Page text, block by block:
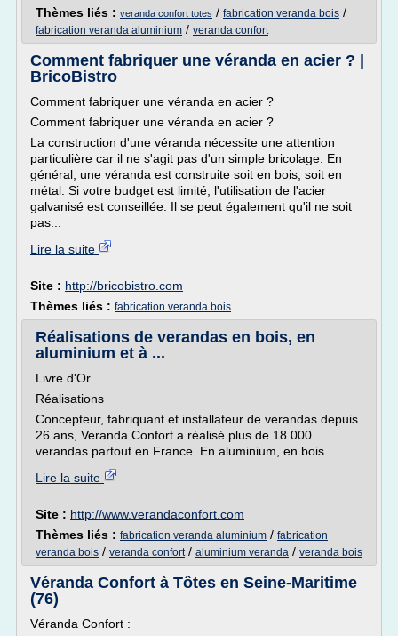
Thèmes liés : veranda confort totes / fabrication veranda bois /
fabrication veranda aluminium / veranda confort
Comment fabriquer une véranda en acier ? |
BricoBistro
Comment fabriquer une véranda en acier ?
Comment fabriquer une véranda en acier ?
La construction d'une véranda nécessite une attention
particulière car il ne s'agit pas d'un simple bricolage. En
général, une véranda est construite soit en bois, soit en
métal. Si votre budget est limité, l'utilisation de l'acier
galvanisé est conseillée. Il se peut également qu'il ne soit
pas...
Lire la suite
Site : http://bricobistro.com
Thèmes liés : fabrication veranda bois
Réalisations de verandas en bois, en
aluminium et à ...
Livre d'Or
Réalisations
Concepteur, fabriquant et installateur de verandas depuis
26 ans, Veranda Confort a réalisé plus de 18 000
verandas partout en France. En aluminium, en bois...
Lire la suite
Site : http://www.verandaconfort.com
Thèmes liés : fabrication veranda aluminium / fabrication
veranda bois / veranda confort/ aluminium veranda / veranda bois
Véranda Confort à Tôtes en Seine-Maritime
(76)
Véranda Confort :